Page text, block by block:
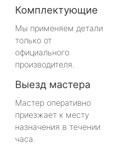
Комплектующие
Мы применяем детали
только от
официального
производителя.
Выезд мастера
Мастер оперативно
приезжает к месту
назначения в течении
часа.